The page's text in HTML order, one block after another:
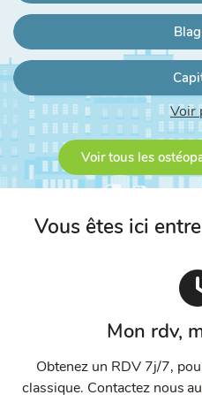
Voir
Voir tous les
Vous êtes ici
Mon rdv,
Obtenez un RDV 7j/7,
classique. Contactez nous au